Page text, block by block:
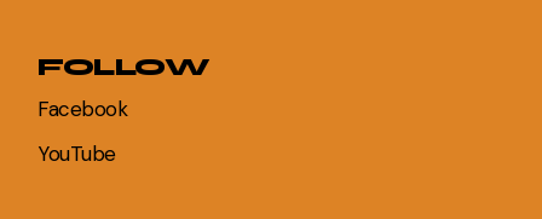
FOLLOW
Facebook
YouTube